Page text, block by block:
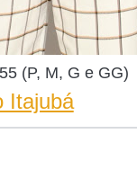
(P, M, G e GG)
Itajubá